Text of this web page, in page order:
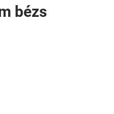
bézs